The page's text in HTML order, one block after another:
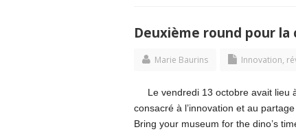
Deuxième round pour
Marie Baurins Innovation,
Le vendredi 13 octobre avait lieu
consacré à l’innovation et au
Bring your museum for the dino’s